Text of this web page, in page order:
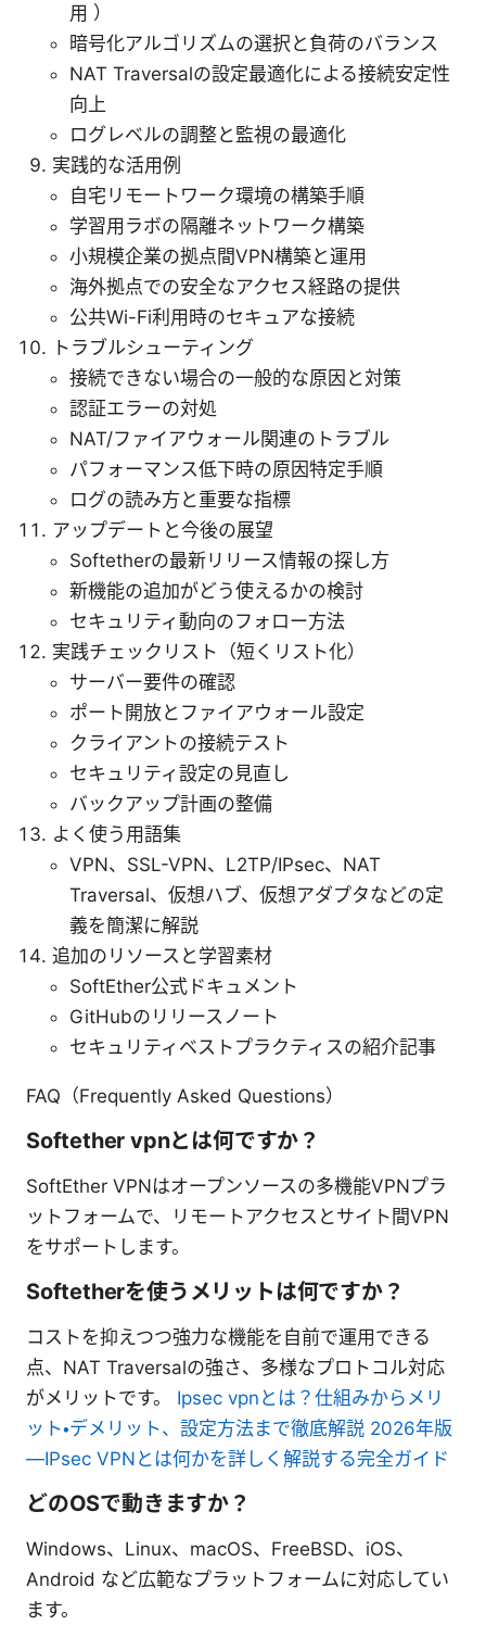
用 ）
暗号化アルゴリズムの選択と負荷のバランス
NAT Traversalの設定最適化による接続安定性
向上
ログレベルの調整と監視の最適化
実践的な活用例
自宅リモートワーク環境の構築手順
学習用ラボの隔離ネットワーク構築
小規模企業の拠点間VPN構築と運用
海外拠点での安全なアクセス経路の提供
公共Wi-Fi利用時のセキュアな接続
トラブルシューティング
接続できない場合の一般的な原因と対策
認証エラーの対処
NAT/ファイアウォール関連のトラブル
パフォーマンス低下時の原因特定手順
ログの読み方と重要な指標
アップデートと今後の展望
Softetherの最新リリース情報の探し方
新機能の追加がどう使えるかの検討
セキュリティ動向のフォロー方法
実践チェックリスト（短くリスト化）
サーバー要件の確認
ポート開放とファイアウォール設定
クライアントの接続テスト
セキュリティ設定の見直し
バックアップ計画の整備
よく使う用語集
VPN、SSL-VPN、L2TP/IPsec、NAT
Traversal、仮想ハブ、仮想アダプタなどの定
義を簡潔に解説
追加のリソースと学習素材
SoftEther公式ドキュメント
GitHubのリリースノート
セキュリティベストプラクティスの紹介記事
FAQ（Frequently Asked Questions）
Softether vpnとは何ですか？
SoftEther VPNはオープンソースの多機能VPNプラ
ットフォームで、リモートアクセスとサイト間VPN
をサポートします。
Softetherを使うメリットは何ですか？
コストを抑えつつ強力な機能を自前で運用できる
点、NAT Traversalの強さ、多様なプロトコル対応
がメリットです。 Ipsec vpnとは？仕組みからメリ
ット・デメリット、設定方法まで徹底解説 2026年版
—IPsec VPNとは何かを詳しく解説する完全ガイド
どのOSで動きますか？
Windows、Linux、macOS、FreeBSD、iOS、
Android など広範なプラットフォームに対応してい
ます。